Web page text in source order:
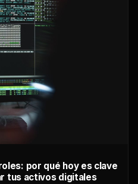
por qué hoy es clave
tus activos digitales